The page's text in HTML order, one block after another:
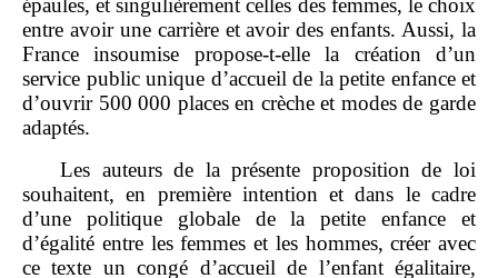
entre avoir une carrière et avoir des enfants. Aussi, la
France insoumise propose‑t‑elle la création d’un
service public unique d’accueil de la petite enfance et
d’ouvrir 500 000 places en crèche et modes de garde
adaptés.
Les auteurs de la présente proposition de loi
souhaitent, en première intention et dans le cadre
d’une politique globale de la petite enfance et
d’égalité entre les femmes et les hommes, créer avec
ce texte un congé d’accueil de l’enfant égalitaire,